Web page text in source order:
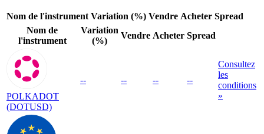
Nom de l'instrument Variation (%) Vendre Acheter Spread
Nom de
l'instrument
Variation
(%)
Vendre Acheter Spread
POLKADOT
(DOTUSD)
-- -- -- --
Consultez
les
conditions
»